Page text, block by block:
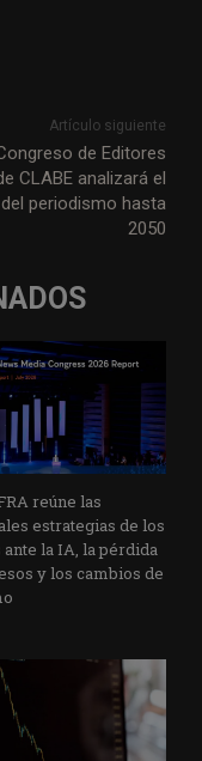
Artículo siguiente
de Editores
CLABE analizará el
periodismo hasta
2050
reúne las
estrategias de los
la IA, la pérdida
y los cambios de